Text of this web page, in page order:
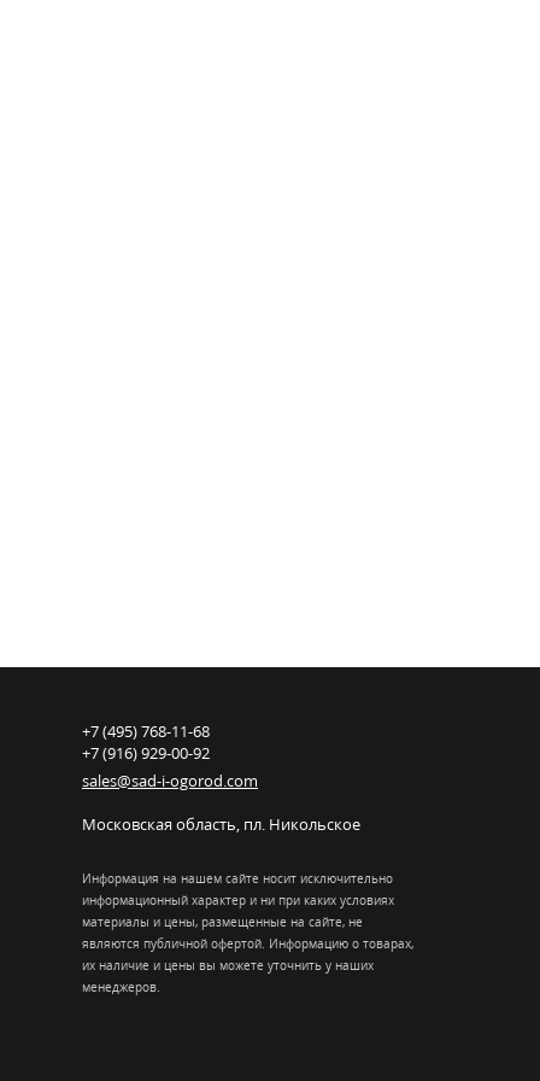
+7 (495) 768-11-68
+7 (916) 929-00-92
sales@sad-i-ogorod.com
Московская область, пл. Никольcкое
Информация на нашем сайте носит исключительно
информационный характер и ни при каких условиях
материалы и цены, размещенные на сайте, не
являются публичной офертой. Информацию о товарах,
их наличие и цены вы можете уточнить у наших
менеджеров.